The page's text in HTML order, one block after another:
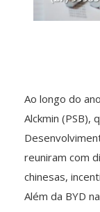
Ao longo do
Alckmin (PSB),
reuniram com
chinesas,
Além da BYD